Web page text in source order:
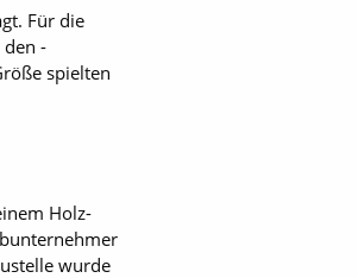
Für die
den
spielten
Holz-
wurde